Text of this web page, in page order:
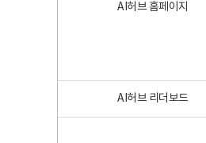
AI허브 홈페이지
AI허브 리더보드